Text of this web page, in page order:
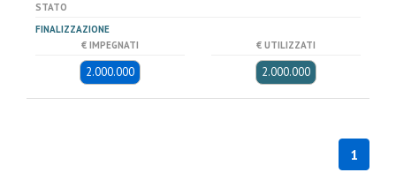
STATO
FINALIZZAZIONE
€ IMPEGNATI
2.000.000
€ UTILIZZATI
2.000.000
1